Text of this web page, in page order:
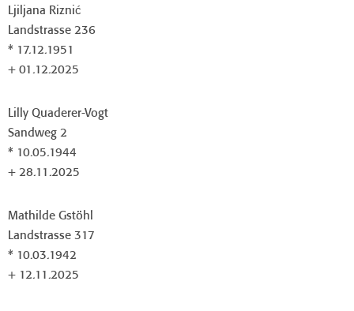
Ljiljana Riznić
Landstrasse 236
* 17.12.1951
+ 01.12.2025
Lilly Quaderer-Vogt
Sandweg 2
* 10.05.1944
+ 28.11.2025
Mathilde Gstöhl
Landstrasse 317
* 10.03.1942
+ 12.11.2025